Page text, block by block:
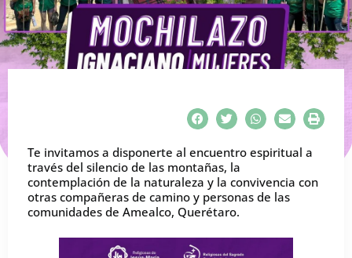
Te invitamos a disponerte al encuentro espiritual a
través del silencio de las montañas, la
contemplación de la naturaleza y la convivencia con
otras compañeras de camino y personas de las
comunidades de Amealco, Querétaro.